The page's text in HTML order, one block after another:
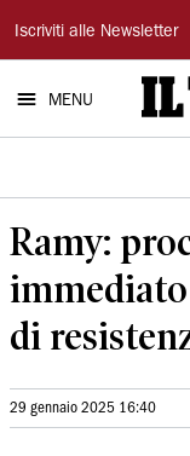
Il
Tirreno
Iscriviti alle Newsletter
MENU
Ramy:
immediato
di
29 gennaio 2025 16:40